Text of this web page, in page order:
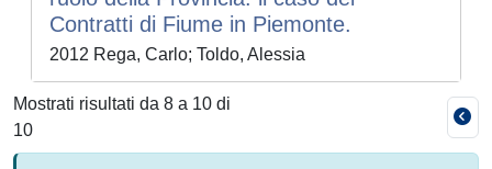
Contratti di Fiume in Piemonte.
2012 Rega, Carlo; Toldo, Alessia
Mostrati risultati da 8 a 10 di
10